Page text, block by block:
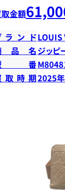
金額
ランドLOUIS
品名 ジッピ
番
取時期2025